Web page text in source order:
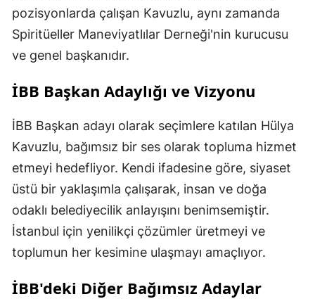
pozisyonlarda çalışan Kavuzlu, aynı zamanda
Spiritüeller Maneviyatlılar Derneği'nin kurucusu
ve genel başkanıdır.
İBB Başkan Adaylığı ve Vizyonu
İBB Başkan adayı olarak seçimlere katılan Hülya
Kavuzlu, bağımsız bir ses olarak topluma hizmet
etmeyi hedefliyor. Kendi ifadesine göre, siyaset
üstü bir yaklaşımla çalışarak, insan ve doğa
odaklı belediyecilik anlayışını benimsemiştir.
İstanbul için yenilikçi çözümler üretmeyi ve
toplumun her kesimine ulaşmayı amaçlıyor.
İBB'deki Diğer Bağımsız Adaylar